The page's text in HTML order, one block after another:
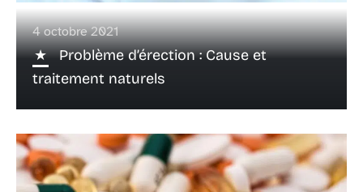
4 octobre 2021
Problème d’érection : Cause et
traitement naturels